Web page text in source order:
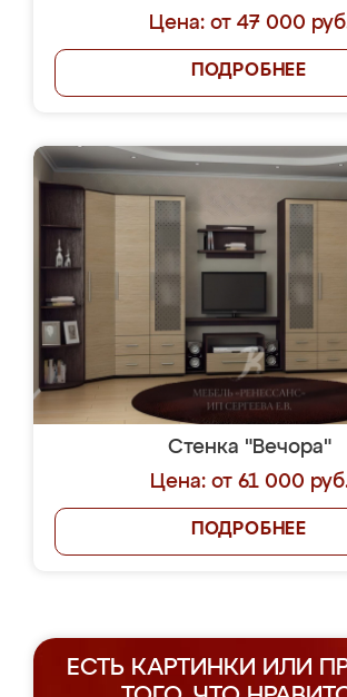
Цена: от 47 000
ПОДРОБНЕЕ
Стенка "Вечора"
Цена: от 61 000
ПОДРОБНЕЕ
ЕСТЬ КАРТИНКИ ИЛИ